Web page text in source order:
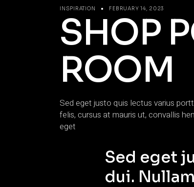
INSPIRATION FEBRUARY 14, 2023
SHOP
ROOM
Sed eget justo quis lectus varius
felis, cursus at mauris ut, convallis
eget
Sed eget
dui.